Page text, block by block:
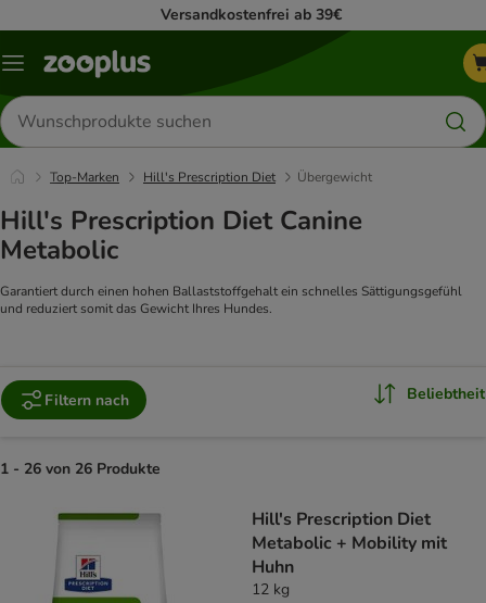
Versandkostenfrei ab 39€
Menü
Produkte
suchen
Top-Marken Hill's Prescription Diet Übergewicht
Hill's Prescription Diet Canine
Metabolic
Garantiert durch einen hohen Ballaststoffgehalt ein schnelles Sättigungsgefühl
und reduziert somit das Gewicht Ihres Hundes.
Filtern nach Beliebtheit
1 - 26 von 26 Produkte
Hill's Prescription Diet
Metabolic + Mobility mit
Huhn
12 kg